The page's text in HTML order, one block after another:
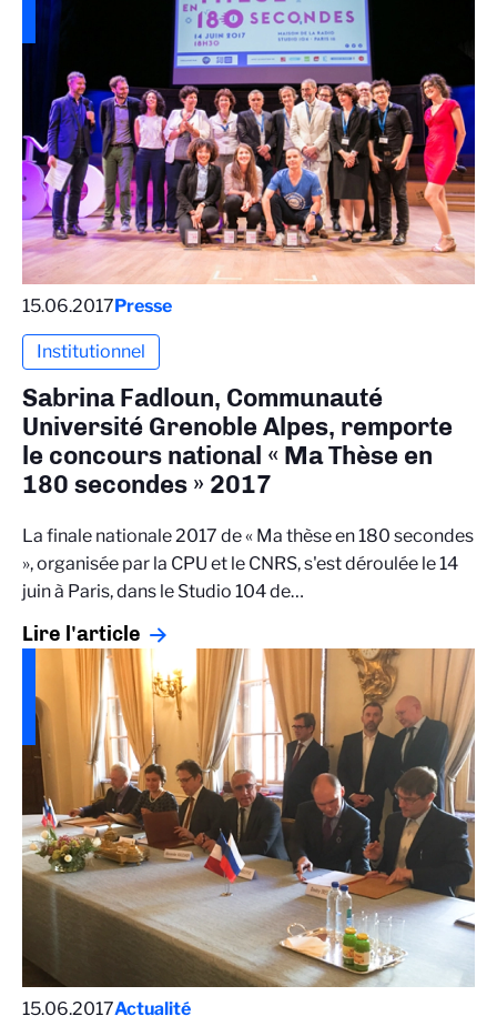
15.06.2017Presse
Institutionnel
Sabrina Fadloun, Communauté
Université Grenoble Alpes, remporte
le concours national « Ma Thèse en
180 secondes » 2017
La finale nationale 2017 de « Ma thèse en 180 secondes
», organisée par la CPU et le CNRS, s'est déroulée le 14
juin à Paris, dans le Studio 104 de…
Lire l'article
15.06.2017Actualité